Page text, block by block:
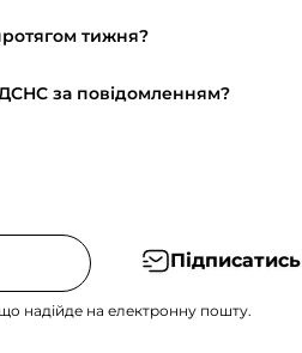
тижня?
за повідомленням?
Підписатись
надійде на електронну пошту.